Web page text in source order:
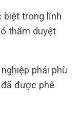
biệt trong lĩnh
thẩm duyệt
phải phù
đã được phê